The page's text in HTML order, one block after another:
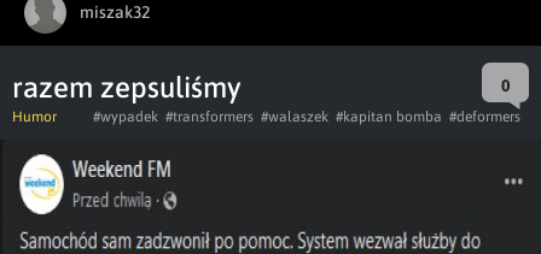
miszak32
razem zepsuliśmy 0
Humor #wypadek #transformers #walaszek #kapitan bomba #deformers